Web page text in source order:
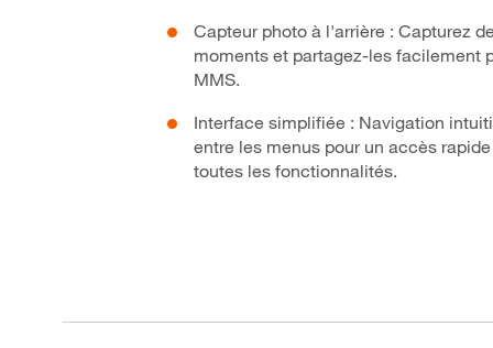
Capteur photo à l'arrière : Capturez
moments et partagez-les facilement
MMS.
Interface simplifiée : Navigation
entre les menus pour un accès rapide
toutes les fonctionnalités.